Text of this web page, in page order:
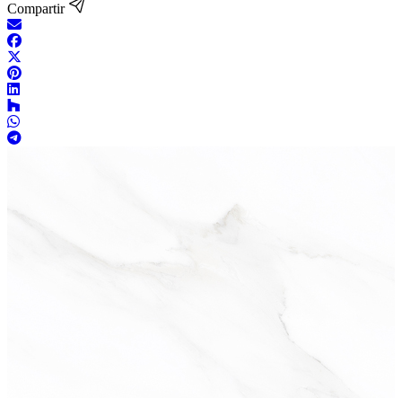
Compartir